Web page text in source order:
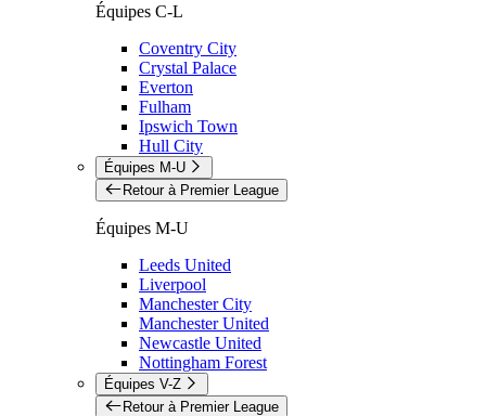
Équipes C-L
Coventry City
Crystal Palace
Everton
Fulham
Ipswich Town
Hull City
Équipes M-U
Retour à Premier League
Équipes M-U
Leeds United
Liverpool
Manchester City
Manchester United
Newcastle United
Nottingham Forest
Équipes V-Z
Retour à Premier League